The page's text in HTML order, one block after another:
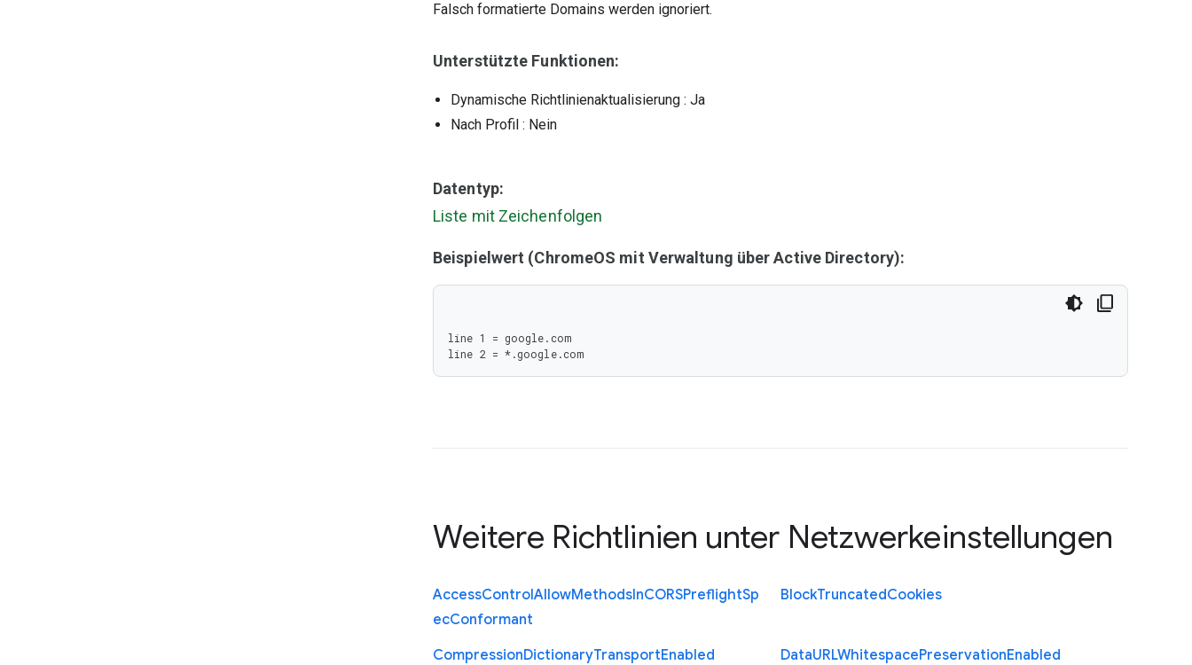
Falsch formatierte Domains werden ignoriert.
Unterstützte Funktionen:
Dynamische Richtlinienaktualisierung : Ja
Nach Profil : Nein
Datentyp:
Liste mit Zeichenfolgen
Beispielwert (ChromeOS mit Verwaltung über Active Directory):
line 1 = google.com
line 2 = *.google.com
Weitere Richtlinien unter Netzwerkeinstellungen
AccessControlAllowMethodsInCORSPreflightSp
ecConformant
BlockTruncatedCookies
CompressionDictionaryTransportEnabled DataURLWhitespacePreservationEnabled